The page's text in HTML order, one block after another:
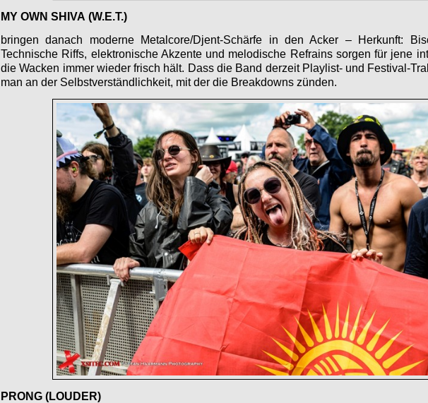
MY OWN SHIVA (W.E.T.)
bringen danach moderne Metalcore/Djent-Schärfe in den Acker – Herkunft:
Technische Riffs, elektronische Akzente und melodische Refrains sorgen für jene
die Wacken immer wieder frisch hält. Dass die Band derzeit Playlist- und Festival-
man an der Selbstverständlichkeit, mit der die Breakdowns zünden.
PRONG (LOUDER)